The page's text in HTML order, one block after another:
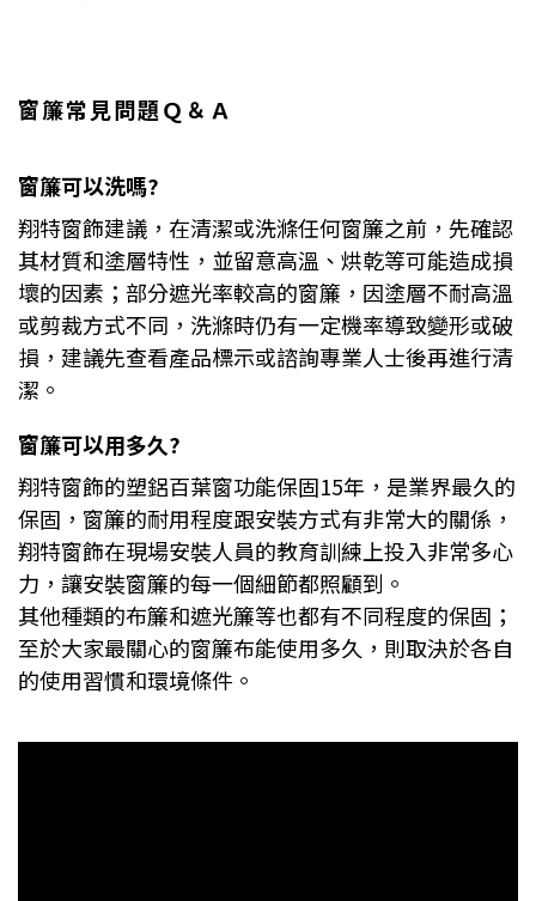
窗簾常見問題Ｑ＆Ａ
窗簾可以洗嗎?
翔特窗飾建議，在清潔或洗滌任何窗簾之前，先確認
其材質和塗層特性，並留意高溫、烘乾等可能造成損
壞的因素；部分遮光率較高的窗簾，因塗層不耐高溫
或剪裁方式不同，洗滌時仍有一定機率導致變形或破
損，建議先查看產品標示或諮詢專業人士後再進行清
潔。
窗簾可以用多久?
翔特窗飾的塑鋁百葉窗功能保固15年，是業界最久的
保固，窗簾的耐用程度跟安裝方式有非常大的關係，
翔特窗飾在現場安裝人員的教育訓練上投入非常多心
力，讓安裝窗簾的每一個細節都照顧到。
其他種類的布簾和遮光簾等也都有不同程度的保固；
至於大家最關心的窗簾布能使用多久，則取決於各自
的使用習慣和環境條件。